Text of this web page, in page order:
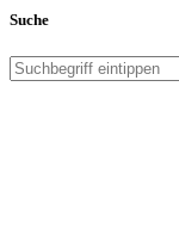
Suche